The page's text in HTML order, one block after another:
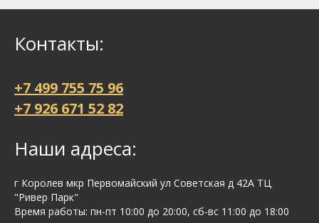
Контакты:
+7 499 755 75 96
+7 926 671 52 82
Наши адреса:
г Королев мкр Первомайский ул Cоветская д 42А ТЦ
"Ривер Парк"
Время работы: пн-пт 10:00 до 20:00, сб-вс 11:00 до 18:00